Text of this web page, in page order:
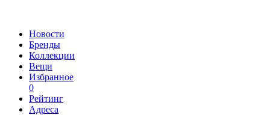
Новости
Бренды
Коллекции
Вещи
Избранное
0
Рейтинг
Адреса